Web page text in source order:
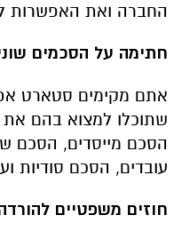
החברה ואת האפשרות
חתימה על הסכמים
אתם מקימים סטארט
שתוכלו למצוא בהם את
הסכם מייסדים, הסכם
עובדים, הסכם סודיות
חוזים משפטיים